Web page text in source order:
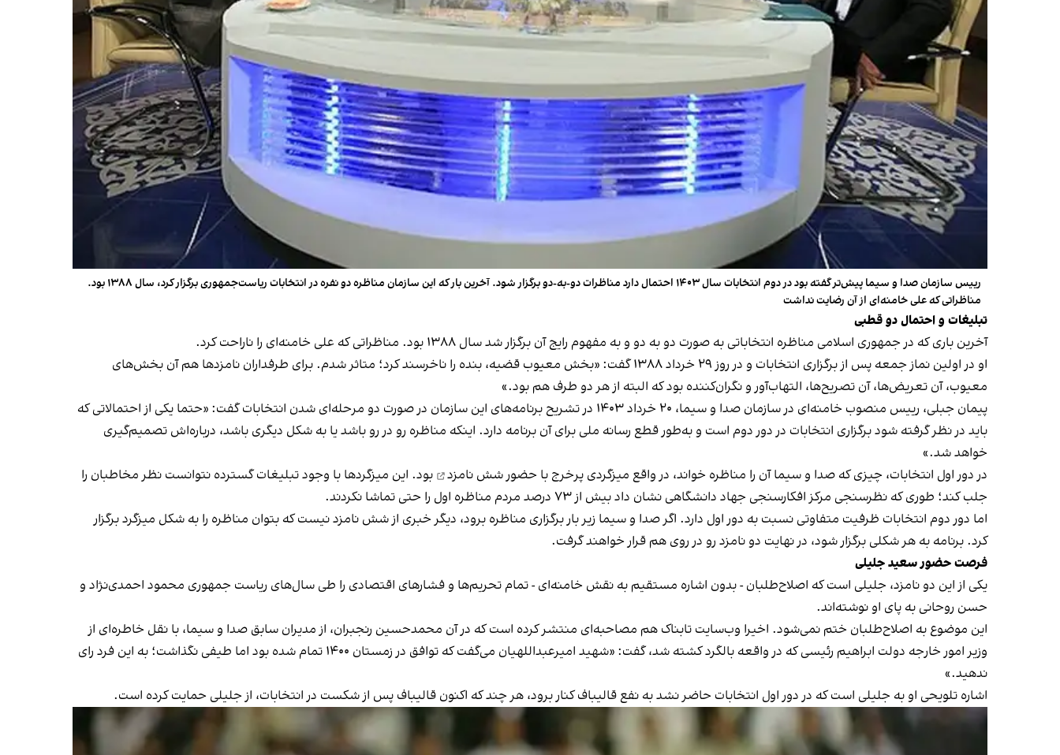
رییس سازمان صدا و سیما پیش‌تر گفته بود در دوم انتخابات سال ۱۴۰۳ احتمال دارد مناظرات دو-به-دو برگزار شود. آخرین بار که این سازمان مناظره دو نفره در انتخابات ریاست‌جمهوری برگزار کرد، سال ۱۳۸۸ بود.
مناظراتی که علی خامنه‌ای از آن رضایت نداشت
تبلیغات و احتمال دو قطبی
آخرین باری که در جمهوری اسلامی مناظره انتخاباتی به صورت دو به دو و به مفهوم رایج آن برگزار شد سال ۱۳۸۸ بود. مناظراتی که علی خامنه‌ای را ناراحت کرد.
او در اولین نماز جمعه پس از برگزاری انتخابات و در روز ۲۹ خرداد ۱۳۸۸ گفت: «بخش معیوب قضیه، بنده را ناخرسند کرد؛ متاثر شدم. برای طرفداران نامزدها هم آن بخش‌های
معیوب، آن تعریض‌ها، آن تصریح‌ها، التهاب‌آور و نگران‌کننده بود که البته از هر دو طرف هم بود.»
پیمان جبلی، رییس منصوب خامنه‌ای در سازمان صدا و سیما، ۲۰ خرداد ۱۴۰۳ در تشریح برنامه‌های این سازمان در صورت دو مرحله‌ای شدن انتخابات گفت: «حتما یکی از احتمالاتی که
باید در نظر گرفته شود برگزاری انتخابات در دور دوم است و به‌طور قطع رسانه ملی برای آن برنامه دارد. اینکه مناظره رو در رو باشد یا به شکل دیگری باشد، درباره‌اش تصمیم‌گیری
خواهد شد.»
در دور اول انتخابات، چیزی که صدا و سیما آن را مناظره خواند، در واقع میزگردی پرخرج با حضور شش نامزد
بود. این میزگردها با وجود تبلیغات گسترده نتوانست نظر مخاطبان را
جلب کند؛ طوری که نظرسنجی مرکز افکارسنجی جهاد دانشگاهی نشان داد بیش از ۷۳ درصد مردم مناظره اول را حتی تماشا نکردند.
اما دور دوم انتخابات ظرفیت متفاوتی نسبت به دور اول دارد. اگر صدا و سیما زیر بار برگزاری مناظره برود، دیگر خبری از شش نامزد نیست که بتوان مناظره را به شکل میزگرد برگزار
کرد. برنامه به هر شکلی برگزار شود، در نهایت دو نامزد رو در روی هم قرار خواهند گرفت.
فرصت حضور سعید جلیلی
یکی از این دو نامزد، جلیلی است که اصلاح‌طلبان - بدون اشاره مستقیم به نقش خامنه‌ای - تمام تحریم‌ها و فشارهای اقتصادی را طی سال‌های ریاست جمهوری محمود احمدی‌نژاد و
حسن روحانی به پای او نوشته‌اند.
این موضوع به اصلاح‌طلبان ختم نمی‌شود. اخیرا وب‌سایت تابناک هم مصاحبه‌ای منتشر کرده است که در آن محمدحسین رنجبران، از مدیران سابق صدا و سیما، با نقل خاطره‌ای از
وزیر امور خارجه دولت ابراهیم رئیسی که در واقعه بالگرد کشته شد، گفت: «شهید امیرعبداللهیان می‌گفت که توافق در زمستان ۱۴۰۰ تمام شده بود اما طیفی نگذاشت؛ به این فرد رای
ندهید.»
اشاره تلویحی او به جلیلی است که در دور اول انتخابات حاضر نشد به نفع قالیباف کنار برود، هر چند که اکنون قالیباف پس از شکست در انتخابات، از جلیلی حمایت کرده است.